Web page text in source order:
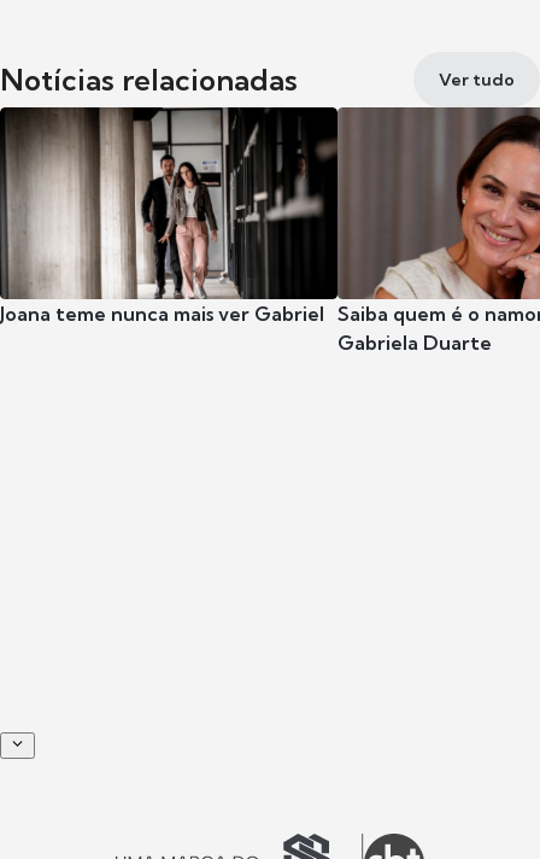
Notícias relacionadas Ver tudo
Joana teme nunca mais ver Gabriel Saiba quem é o
Gabriela Duarte